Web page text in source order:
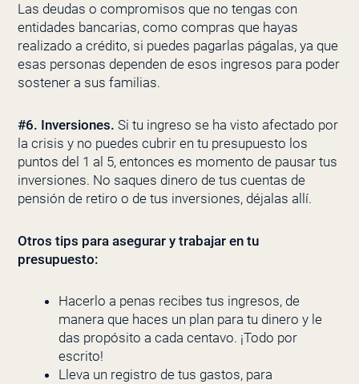
Las deudas o compromisos que no tengas con
entidades bancarias, como compras que hayas
realizado a crédito, si puedes pagarlas págalas, ya que
esas personas dependen de esos ingresos para poder
sostener a sus familias.
#6. Inversiones. Si tu ingreso se ha visto afectado por
la crisis y no puedes cubrir en tu presupuesto los
puntos del 1 al 5, entonces es momento de pausar tus
inversiones. No saques dinero de tus cuentas de
pensión de retiro o de tus inversiones, déjalas allí.
Otros tips para asegurar y trabajar en tu
presupuesto:
Hacerlo a penas recibes tus ingresos, de
manera que haces un plan para tu dinero y le
das propósito a cada centavo. ¡Todo por
escrito!
Lleva un registro de tus gastos, para